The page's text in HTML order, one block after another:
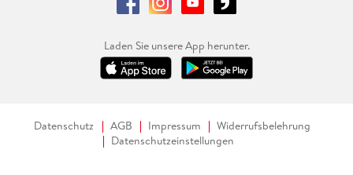
Laden Sie unsere App herunter.
Datenschutz AGB Impressum
Widerrufsbelehrung
Datenschutzeinstellungen